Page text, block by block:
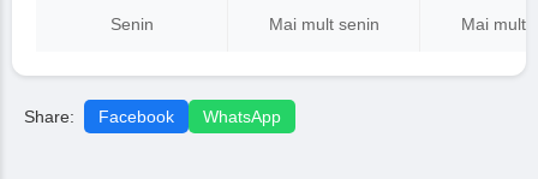
Senin Mai mult senin Mai mult
Share: Facebook WhatsApp